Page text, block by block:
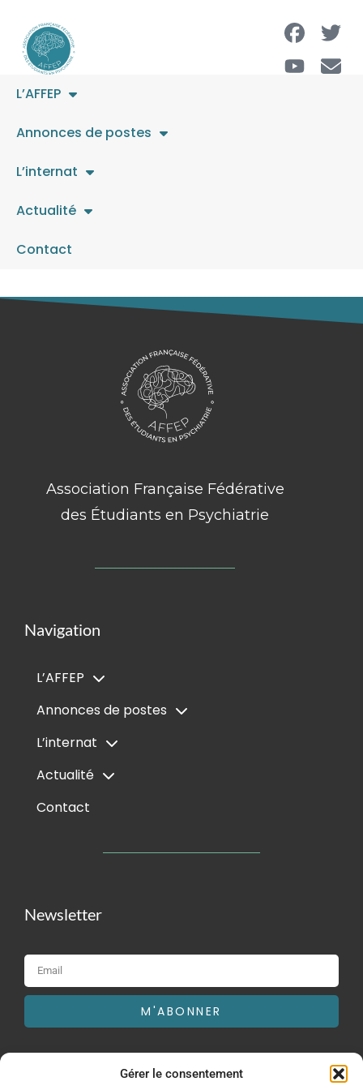
Gérer le consentement
L’AFFEP
Annonces de postes
L’internat
Actualité
Contact
3 Médecins adjoint·e·s
60-100%
Association Française Fédérative
des Étudiants en Psychiatrie
Navigation
L’AFFEP
Annonces de postes
L’internat
Actualité
Contact
Newsletter
M'ABONNER